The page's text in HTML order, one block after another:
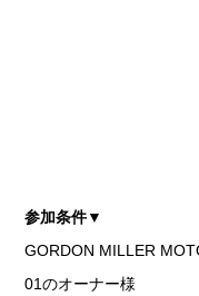
参加条件▼
GORDON MILLER
01のオーナー様